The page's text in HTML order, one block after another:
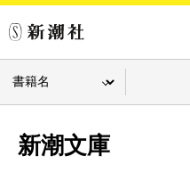
新潮文庫